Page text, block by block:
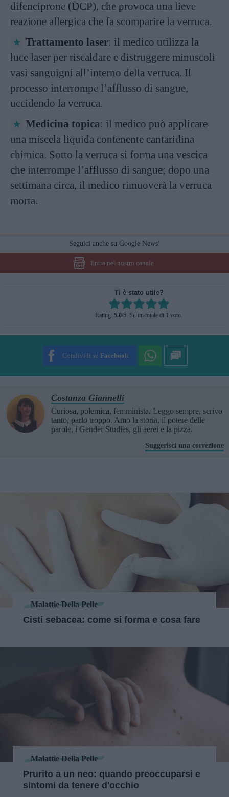
difenciprone (DCP), che provoca una lieve
reazione allergica che fa scomparire la verruca.
Trattamento laser: il medico utilizza la
luce laser per riscaldare e distruggere minuscoli
vasi sanguigni all’interno della verruca. Il
processo interrompe l’afflusso di sangue,
uccidendo la verruca.
Medicina topica: il medico può applicare
una miscela liquida contenente cantaridina
chimica. Sotto la verruca si forma una vescica
che interrompe l’afflusso di sangue; dopo una
settimana circa, il medico rimuoverà la verruca
morta.
Seguici anche su Google News!
Entra nel nostro canale
Ti è stato utile?
Rate this item:
SUBMIT RATING
Rating: 5.0/5. Su un totale di 1 voto.
Condividi su Facebook
Costanza Giannelli
Curiosa, polemica, femminista. Leggo sempre, scrivo
tanto, parlo troppo. Amo la storia, il potere delle
parole, i Gender Studies, gli aerei e la pizza.
Suggerisci una correzione
Malattie Della Pelle
Cisti sebacea: come si forma e cosa fare
Malattie Della Pelle
Prurito a un neo: quando preoccuparsi e
sintomi da tenere d'occhio